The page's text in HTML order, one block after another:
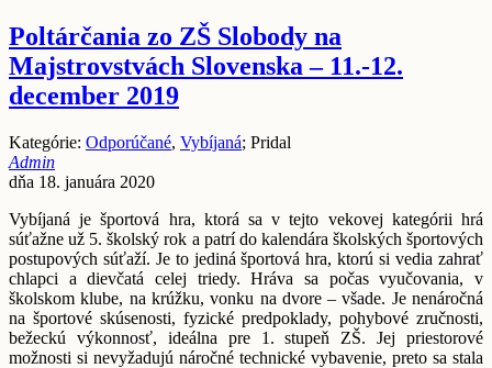
Poltárčania zo ZŠ Slobody na
Majstrovstvách Slovenska – 11.-12.
december 2019
Kategórie: Odporúčané, Vybíjaná; Pridal
Admin
dňa 18. januára 2020
Vybíjaná je športová hra, ktorá sa v tejto vekovej kategórii hrá
súťažne už 5. školský rok a patrí do kalendára školských športových
postupových súťaží. Je to jediná športová hra, ktorú si vedia zahrať
chlapci a dievčatá celej triedy. Hráva sa počas vyučovania, v
školskom klube, na krúžku, vonku na dvore – všade. Je nenáročná
na športové skúsenosti, fyzické predpoklady, pohybové zručnosti,
bežeckú výkonnosť, ideálna pre 1. stupeň ZŠ. Jej priestorové
možnosti si nevyžadujú náročné technické vybavenie, preto sa stala